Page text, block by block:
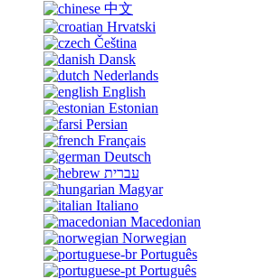
中文
Hrvatski
Čeština
Dansk
Nederlands
English
Estonian
Persian
Français
Deutsch
עברית
Magyar
Italiano
Macedonian
Norwegian
Português
Português